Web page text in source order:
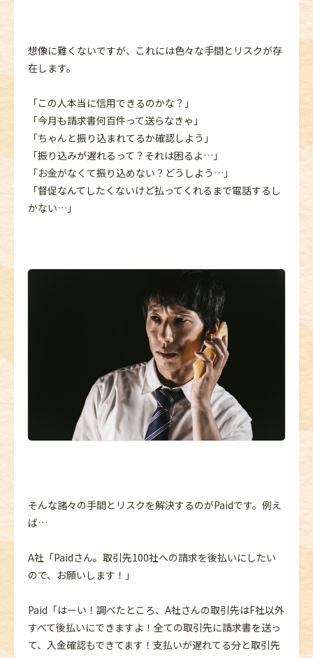
想像に難くないですが、これには色々な手間とリスクが存
在します。
「この人本当に信用できるのかな？」
「今月も請求書何百件って送らなきゃ」
「ちゃんと振り込まれてるか確認しよう」
「振り込みが遅れるって？それは困るよ…」
「お金がなくて振り込めない？どうしよう…」
「督促なんてしたくないけど払ってくれるまで電話するし
かない…」
そんな諸々の手間とリスクを解決するのがPaidです。例え
ば…
A社「Paidさん。取引先100社への請求を後払いにしたい
ので、お願いします！」
Paid「はーい！調べたところ、A社さんの取引先はF社以外
すべて後払いにできますよ！全ての取引先に請求書を送っ
て、入金確認もできてます！支払いが遅れてる分と取引先